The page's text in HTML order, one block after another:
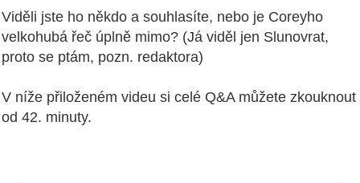
Viděli jste ho někdo a souhlasíte, nebo je Coreyho
velkohubá řeč úplně mimo? (Já viděl jen Slunovrat,
proto se ptám, pozn. redaktora)
V níže přiloženém videu si celé Q&A můžete zkouknout
od 42. minuty.